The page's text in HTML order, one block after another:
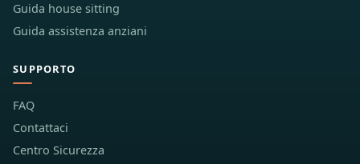
Guida house sitting
Guida assistenza anziani
SUPPORTO
FAQ
Contattaci
Centro Sicurezza